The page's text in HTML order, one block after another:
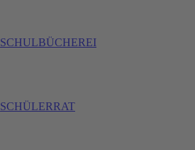
SCHULBÜCHEREI
SCHÜLERRAT